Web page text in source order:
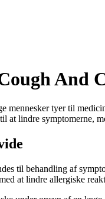
And
mennesker tyer til
lindre symptomerne,
til behandling af
at lindre allergiske